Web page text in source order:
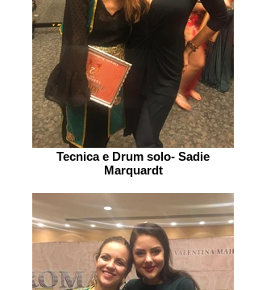
Tecnica e Drum solo- Sadie
Marquardt